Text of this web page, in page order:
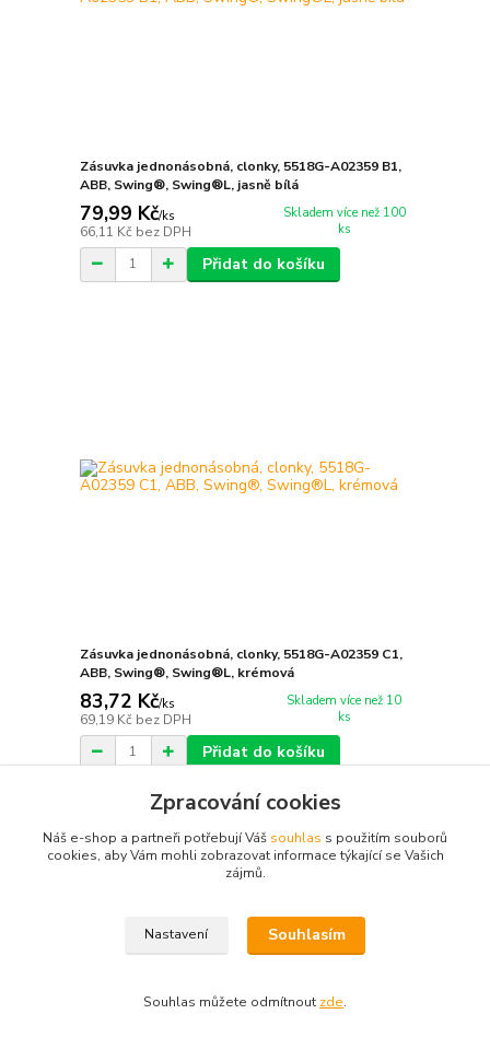
Zásuvka jednonásobná, clonky, 5518G-A02359 B1,
ABB, Swing®, Swing®L, jasně bílá
79,99 Kč/ks
66,11 Kč bez DPH
Skladem více než 100
ks
Přidat do košíku
Zásuvka jednonásobná, clonky, 5518G-A02359 C1,
ABB, Swing®, Swing®L, krémová
83,72 Kč/ks
69,19 Kč bez DPH
Skladem více než 10
ks
Přidat do košíku
Načíst další produkty (30)
strana z 3další
Zpracování cookies
Náš e-shop a partneři potřebují Váš souhlas s použitím souborů
cookies, aby Vám mohli zobrazovat informace týkající se Vašich
zájmů.
Nastavení Souhlasím
Souhlas můžete odmítnout zde.